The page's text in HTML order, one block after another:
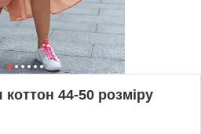
коттон 44-50 розміру